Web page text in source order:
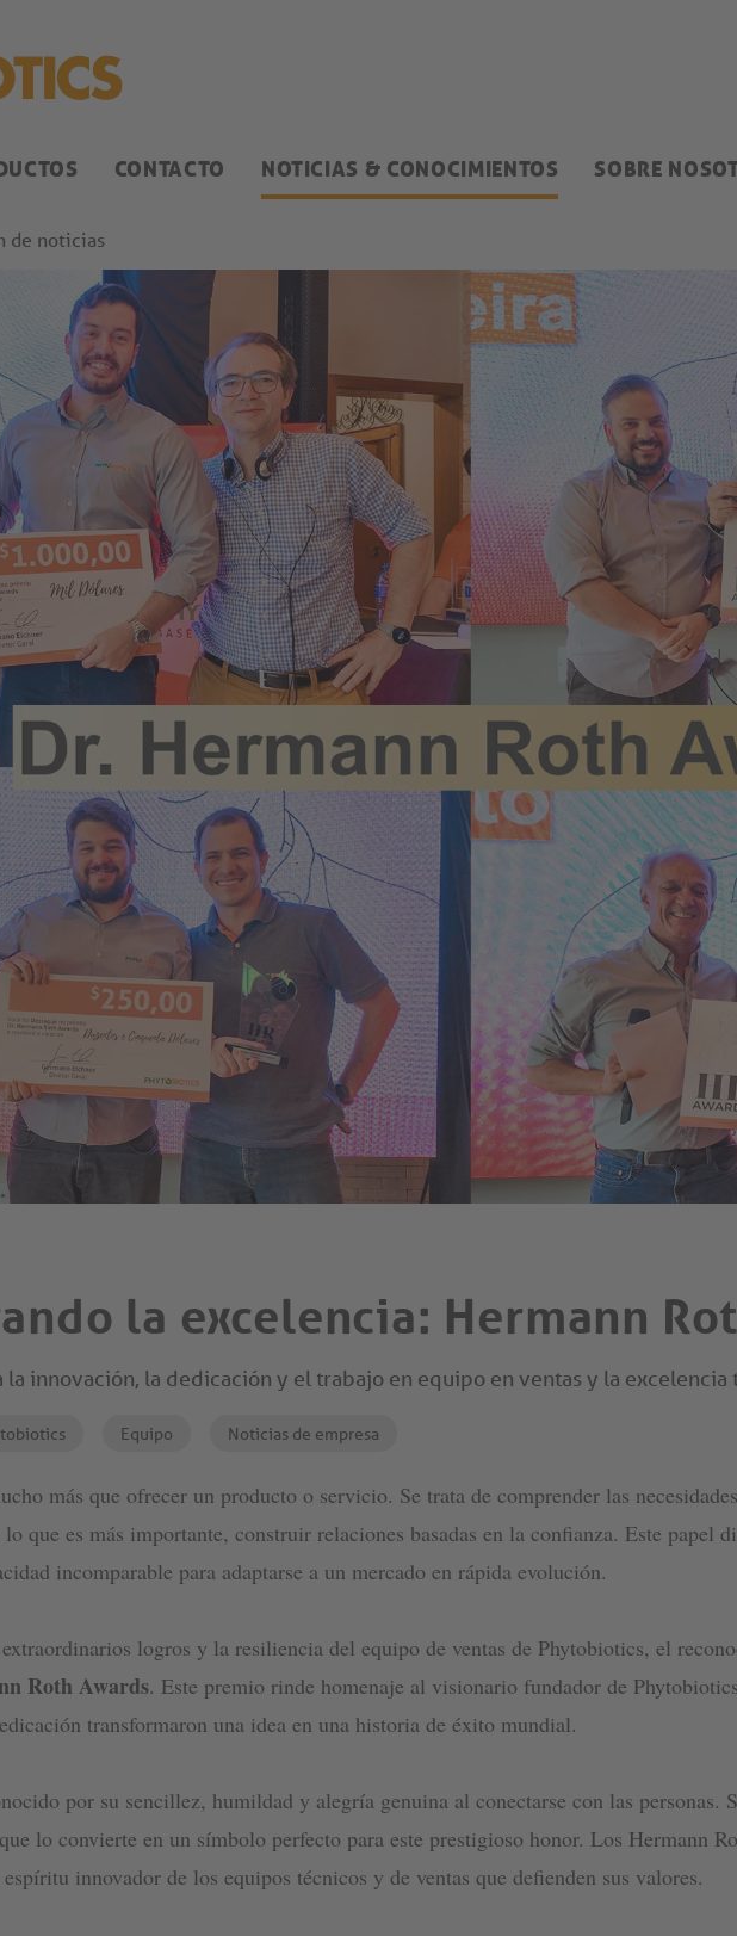
CONTACTO NOTICIAS & CONOCIMIENTOS SOBRE
de noticias
la excelencia: Hermann
la innovación, la dedicación y el trabajo en equipo en ventas y la excelencia
Equipo Noticias de empresa
más que ofrecer un producto o servicio. Se trata de comprender las
lo que es más importante, construir relaciones basadas en la confianza. Este papel
incomparable para adaptarse a un mercado en rápida evolución.
logros y la resiliencia del equipo de ventas de Phytobiotics, el
Roth Awards. Este premio rinde homenaje al visionario fundador de
transformaron una idea en una historia de éxito mundial.
por su sencillez, humildad y alegría genuina al conectarse con las personas.
lo convierte en un símbolo perfecto para este prestigioso honor. Los Hermann
innovador de los equipos técnicos y de ventas que defienden sus valores.